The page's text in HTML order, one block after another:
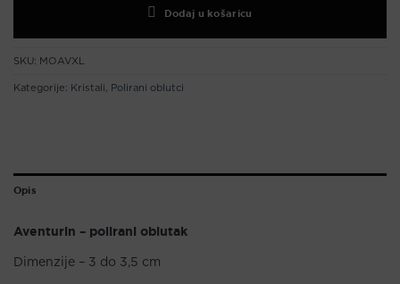
Dodaj u košaricu
SKU: MOAVXL
Kategorije: Kristali Polirani oblutci
Opis
Aventurin – polirani oblutak
Dimenzije – 3 do 3,5 cm